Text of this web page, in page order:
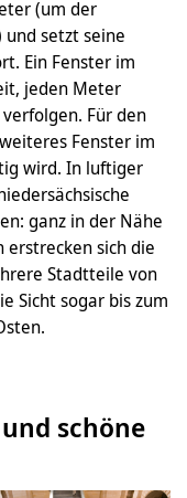
(um der
setzt seine
Ein Fenster im
jeden Meter
Für den
Fenster im
wird. In luftiger
ganz in der Nähe
erstrecken sich die
Stadtteile von
Sicht sogar bis zum
schöne